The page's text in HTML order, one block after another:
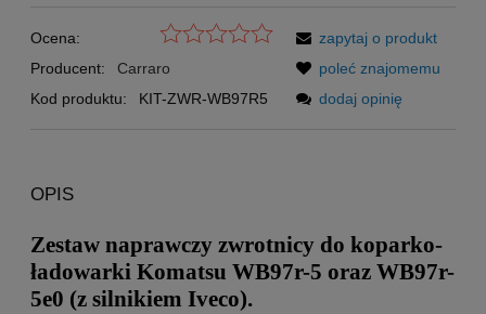
Ocena:
Producent:
Carraro
Kod produktu:
KIT-ZWR-WB97R5
zapytaj o produkt
poleć znajomemu
dodaj opinię
OPIS
Zestaw naprawczy zwrotnicy do koparko-
ładowarki Komatsu WB97r-5 oraz WB97r-
5e0 (z silnikiem Iveco).